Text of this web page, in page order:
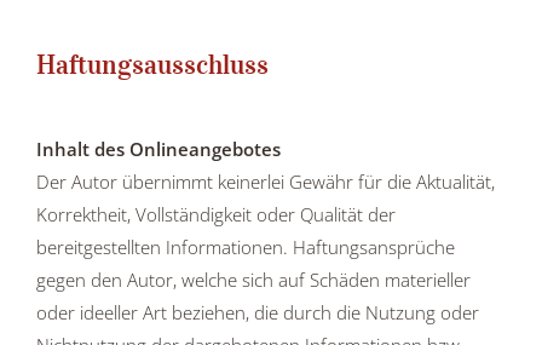
Haftungsausschluss
Inhalt des Onlineangebotes
Der Autor übernimmt keinerlei Gewähr für die Aktualität,
Korrektheit, Vollständigkeit oder Qualität der
bereitgestellten Informationen. Haftungsansprüche
gegen den Autor, welche sich auf Schäden materieller
oder ideeller Art beziehen, die durch die Nutzung oder